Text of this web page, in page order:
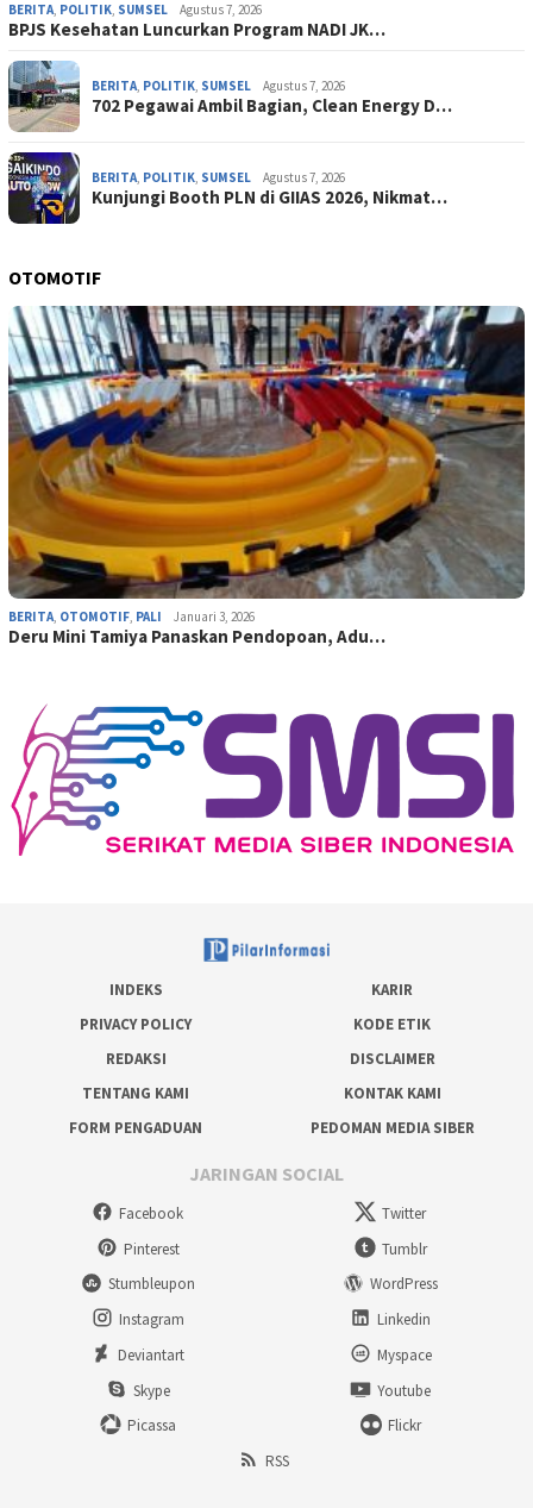
BERITA, POLITIK, SUMSEL Agustus 7, 2026
BPJS Kesehatan Luncurkan Program NADI JK…
BERITA, POLITIK, SUMSEL Agustus 7, 2026
702 Pegawai Ambil Bagian, Clean Energy D…
BERITA, POLITIK, SUMSEL Agustus 7, 2026
Kunjungi Booth PLN di GIIAS 2026, Nikmat…
OTOMOTIF
BERITA, OTOMOTIF, PALI Januari 3, 2026
Deru Mini Tamiya Panaskan Pendopoan, Adu…
INDEKS
KARIR
PRIVACY POLICY
KODE ETIK
REDAKSI
DISCLAIMER
TENTANG KAMI
KONTAK KAMI
FORM PENGADUAN
PEDOMAN MEDIA SIBER
JARINGAN SOCIAL
Facebook
Twitter
Pinterest
Tumblr
Stumbleupon
WordPress
Instagram
Linkedin
Deviantart
Myspace
Skype
Youtube
Picassa
Flickr
RSS